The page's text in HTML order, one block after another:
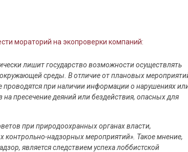
мораторий на экопроверки компаний:
лишит государство возможности осуществлять
среды. В отличие от плановых
при наличии информации о нарушениях
пресечение деяний или бездействия, опасных для
при природоохранных органах власти,
контрольно-надзорных мероприятий». Такое мнение,
является следствием успеха лоббистской